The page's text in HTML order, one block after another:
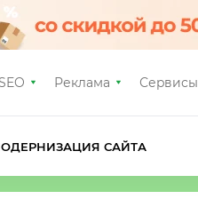
Реклама Сервисы
САЙТА